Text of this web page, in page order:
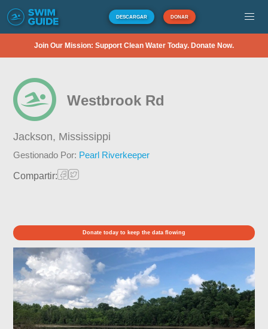
DESCARGAR DONAR
Join Our Mission: Support Clean Water Today. Donate Now.
Westbrook Rd
Jackson, Mississippi
Gestionado Por: Pearl Riverkeeper
Compartir:
Donate today to keep the data flowing